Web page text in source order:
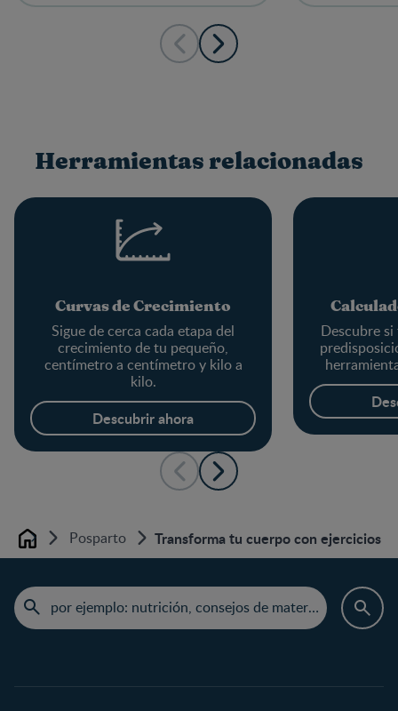
Herramientas relacionadas
Curvas de Crecimiento
Sigue de cerca cada etapa del
crecimiento de tu pequeño,
centímetro a centímetro y kilo a
kilo.
Descubrir ahora
Descubre
Home Posparto Transforma tu cuerpo con ejercicios